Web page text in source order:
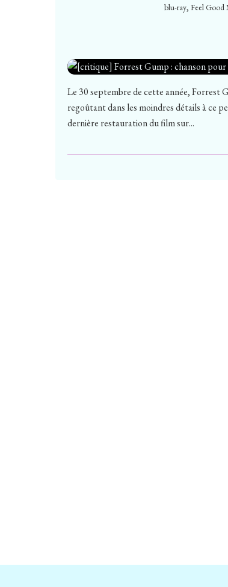
blu-ray, Feel Good
Le 30 septembre de cette année, Forrest
regoûtant dans les moindres détails à ce
dernière restauration du film sur...